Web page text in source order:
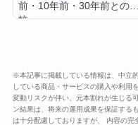
前・10年前・30年前との比
較
※本記事に掲載している情報は、中立
している商品・サービスの購入や利用
変動リスクが伴い、元本割れが生じる
ン結果は、将来の運用成果を保証する
は十分配慮しておりますが、 内容の完